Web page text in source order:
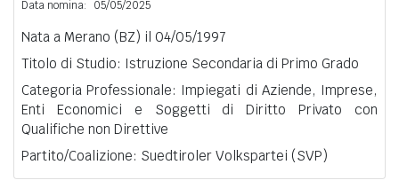
Data nomina:
05/05/2025
Nata a Merano (BZ) il 04/05/1997
Titolo di Studio: Istruzione Secondaria di Primo Grado
Categoria Professionale: Impiegati di Aziende, Imprese,
Enti Economici e Soggetti di Diritto Privato con
Qualifiche non Direttive
Partito/Coalizione: Suedtiroler Volkspartei (SVP)